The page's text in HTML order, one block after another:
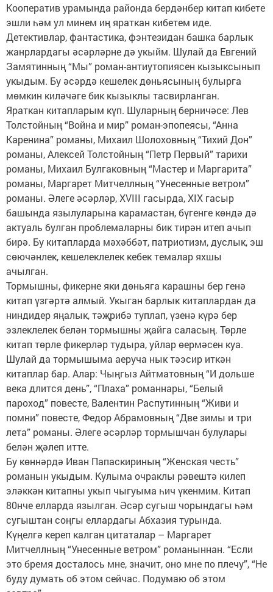
Кооператив урамында районда бердәнбер китап кибете
эшли һәм ул минем иң яраткан кибетем иде.
Детективлар, фантастика, фэнтезидан башка барлык
жанрлардагы әсәрләрне дә укыйм. Шулай да Евгений
Замятинның “Мы” роман-антиутопиясен кызыксынып
укыдым. Бу әсәрдә кешелек дөньясының булырга
мөмкин киләчәге бик кызыклы тасвирланган.
Яраткан китапларым күп. Шуларның берничәсе: Лев
Толстойның “Война и мир” роман-эпопеясы, “Анна
Каренина” романы, Михаил Шолоховның “Тихий Дон”
романы, Алексей Толстойның “Петр Первый” тарихи
романы, Михаил Булгаковның “Мастер и Маргарита”
романы, Маргарет Митчеллның “Унесенные ветром”
романы. Әлеге әсәрләр, XVIII гасырда, XIX гасыр
башында язылуларына карамастан, бүгенге көндә дә
актуаль булган проблемаларны бик тирән итеп ачып
бирә. Бу китапларда мәхәббәт, патриотизм, дуслык, эш
сөючәнлек, кешелеклелек кебек темалар яхшы
ачылган.
Тормышны, фикерне яки дөньяга карашны бер генә
китап үзгәртә алмый. Укыган барлык китаплардан да
ниндидер яңалык, тәҗрибә туплап, үзенә күрә бер
эзлеклелек белән тормышны җайга саласың. Төрле
китап төрле фикерләр тудыра, уйлар өермәсен куа.
Шулай да тормышыма аеруча нык тәэсир иткән
китаплар бар. Алар: Чыңгыз Айтматовның “И дольше
века длится день”, “Плаха” романнары, “Белый
пароход” повесте, Валентин Распутинның “Живи и
помни” повесте, Федор Абрамовның “Две зимы и три
лета” романы. Әлеге әсәрләр тормышчан булулары
белән җәлеп итте.
Бу көннәрдә Иван Папаскириның “Женская честь”
романын укыдым. Кулыма очраклы рәвештә килеп
эләккән китапны укып чыгуыма һич үкенмим. Китап
80нче елларда язылган. Әсәр сугыш чорындагы һәм
сугыштан соңгы еллардагы Абхазия турында.
Күңелгә кереп калган цитаталар – Маргарет
Митчеллның “Унесенные ветром” романыннан. “Если
это бремя досталось мне, значит, оно мне по плечу”, “Не
буду думать об этом сейчас. Подумаю об этом